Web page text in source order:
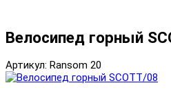
Велосипед горный
Артикул: Ransom 20